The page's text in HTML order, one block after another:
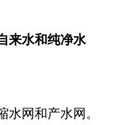
来水和纯净水
水网和产水网。